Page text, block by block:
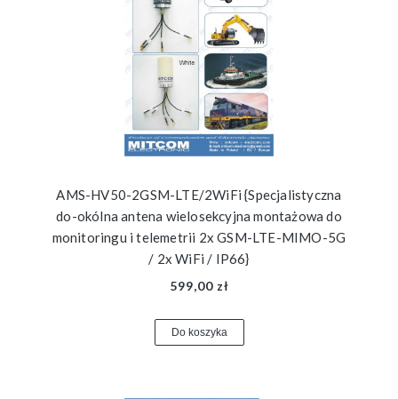
AMS-HV50-2GSM-LTE/2WiFi {Specjalistyczna
do-okólna antena wielosekcyjna montażowa do
monitoringu i telemetrii 2x GSM-LTE-MIMO-5G
/ 2x WiFi / IP66}
599,00 zł
Do koszyka